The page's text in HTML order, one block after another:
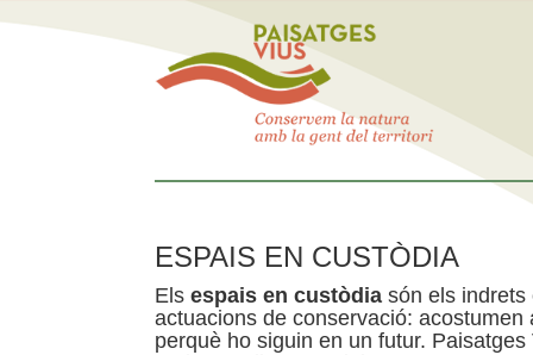
ESPAIS EN CUSTÒDIA
Els espais en custòdia són els indrets
actuacions de conservació:
perquè ho siguin en un futur.